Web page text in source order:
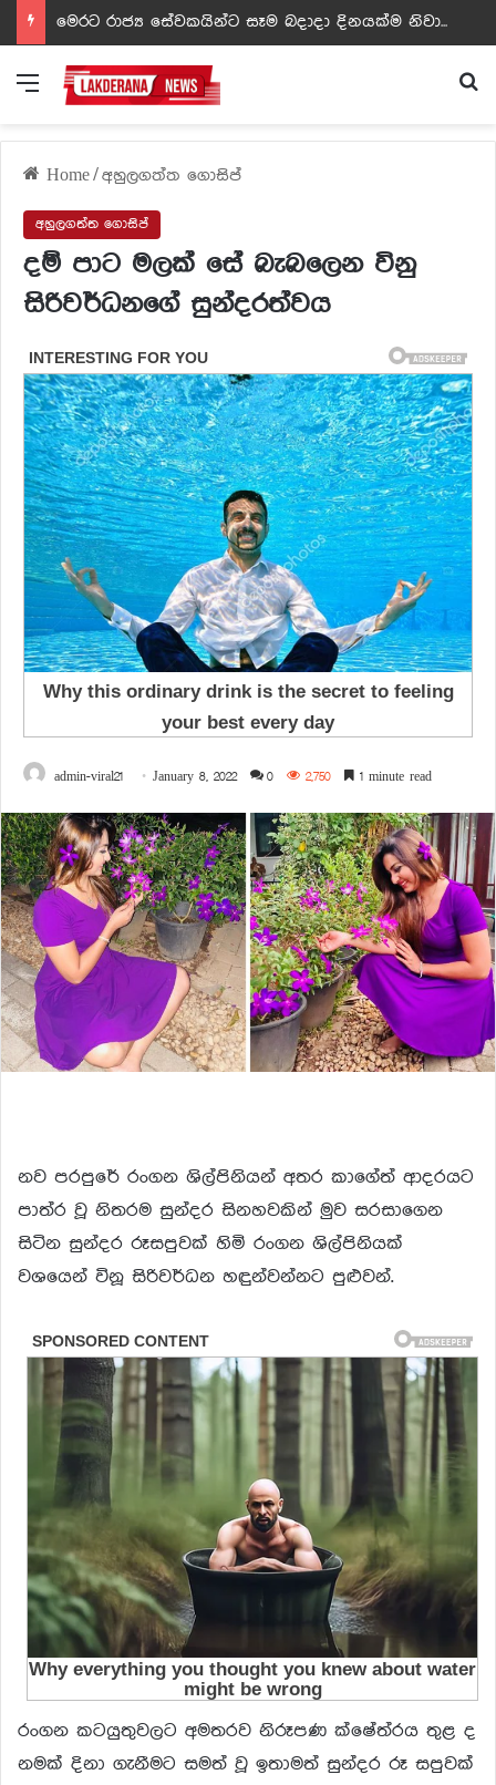
ඩඩ්ලිට දෙවෙනි නොවූ රත්න සහල් අධිපති..- PHOTOS
Menu
Home/අහුලගත්ත ගොසිප්
අහුලගත්ත ගොසිප්
දම් පාට මලක් සේ බැබලෙන විනු
සිරිවර්ධනගේ සුන්දරත්වය
admin-viral21 January 8, 2022 0 2,750 1 minute read
නව පරපුරේ රංගන ශිල්පිනියන් අතර කාගේත් ආදරයට
පාත්ර වූ නිතරම සුන්දර සිනහවකින් මුව සරසාගෙන
සිටින සුන්දර රූසපුවක් හිමි රංගන ශිල්පිනියක්
වශයෙන් විනූ සිරිවර්ධන හඳුන්වන්නට පුළුවන්.
රංගන කටයුතුවලට අමතරව නිරූපණ ක්ෂේත්රය තුළ ද
නමක් දිනා ගැනීමට සමත් වූ ඉතාමත් සුන්දර රූ සපුවක්